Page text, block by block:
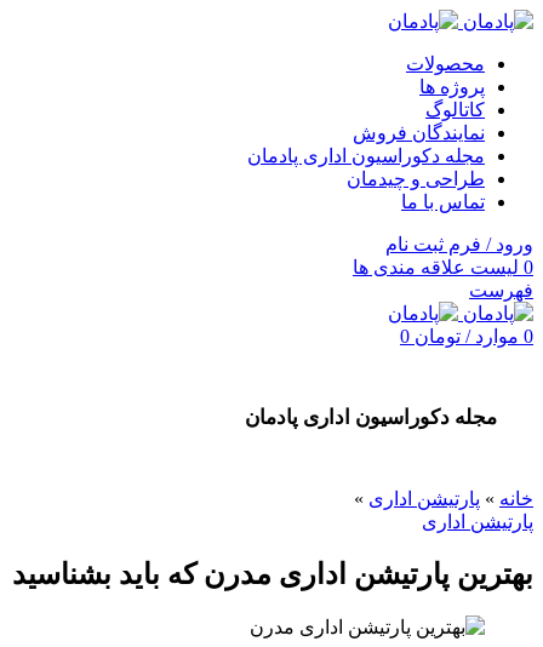
محصولات
پروژه ها
کاتالوگ
نمایندگان فروش
مجله دکوراسیون اداری پادمان
طراحی و چیدمان
تماس با ما
ورود / فرم ثبت نام
0 لیست علاقه مندی ها
فهرست
0 موارد / تومان
مجله دکوراسیون اداری پادمان
خانه » پارتیشن اداری »
پارتیشن اداری
بهترین پارتیشن اداری مدرن که باید بشناسید